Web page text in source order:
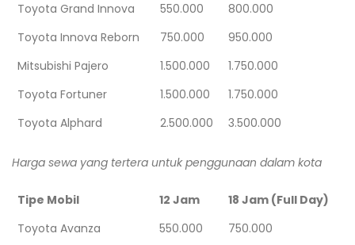
Toyota Grand Innova
550.000
800.000
Toyota Innova Reborn
750.000
950.000
Mitsubishi Pajero
1.500.000
1.750.000
Toyota Fortuner
1.500.000
1.750.000
Toyota Alphard
2.500.000 3.500.000
Harga sewa yang tertera untuk penggunaan dalam kota
Tipe Mobil 12 Jam
18 Jam (Full Day)
Toyota Avanza
550.000 750.000